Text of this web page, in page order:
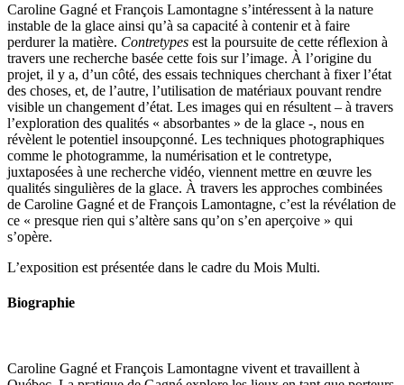
Caroline Gagné et François Lamontagne s’intéressent à la nature
instable de la glace ainsi qu’à sa capacité à contenir et à faire
perdurer la matière. Contretypes est la poursuite de cette réflexion à
travers une recherche basée cette fois sur l’image. À l’origine du
projet, il y a, d’un côté, des essais techniques cherchant à fixer l’état
des choses, et, de l’autre, l’utilisation de matériaux pouvant rendre
visible un changement d’état. Les images qui en résultent – à travers
l’exploration des qualités « absorbantes » de la glace -, nous en
révèlent le potentiel insoupçonné. Les techniques photographiques
comme le photogramme, la numérisation et le contretype,
juxtaposées à une recherche vidéo, viennent mettre en œuvre les
qualités singulières de la glace. À travers les approches combinées
de Caroline Gagné et de François Lamontagne, c’est la révélation de
ce « presque rien qui s’altère sans qu’on s’en aperçoive » qui
s’opère.
L’exposition est présentée dans le cadre du Mois Multi.
Biographie
Caroline Gagné et François Lamontagne vivent et travaillent à